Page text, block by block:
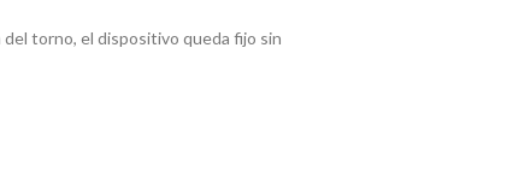
torno, el dispositivo queda fijo sin